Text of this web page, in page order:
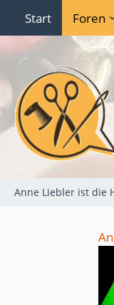
Start Foren
Anne Liebler ist die